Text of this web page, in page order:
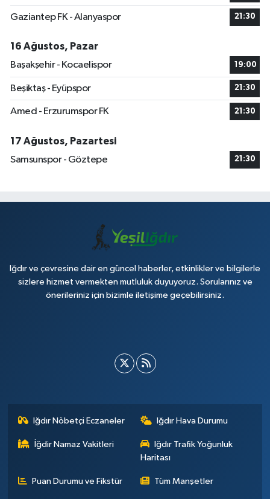
Gaziantep FK - Alanyaspor 21:30
16 Ağustos, Pazar
Başakşehir - Kocaelispor
19:00
Beşiktaş - Eyüpspor 21:30
Amed - Erzurumspor FK 21:30
17 Ağustos, Pazartesi
Samsunspor - Göztepe
21:30
Iğdır ve çevresine dair en güncel haberler, etkinlikler ve bilgilerle
sizlere hizmet vermekten mutluluk duyuyoruz. Sorularınız ve
önerileriniz için bizimle iletişime geçebilirsiniz.
Iğdır Nöbetçi Eczaneler Iğdır Hava Durumu
İğdir Namaz Vakitleri
Iğdır Trafik Yoğunluk
Haritası
Puan Durumu ve Fikstür Tüm Manşetler